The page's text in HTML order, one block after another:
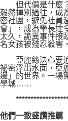
但代價是什麼？
毅然揮別過往，成
密社團，避免社員
會」，成為學長達
太久，詭異事件接
名女孩被殘忍殺害
亞麗絲決心要追
祕密浮出水面，亞
邊」的世界。一場
學城……
他們一致盛讚推薦